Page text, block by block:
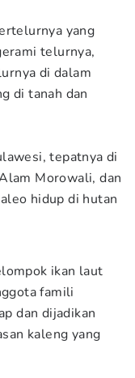
yang
telurnya,
di dalam
di tanah dan
tepatnya di
Morowali, dan
hidup di hutan
ikan laut
famili
dan dijadikan
kaleng yang